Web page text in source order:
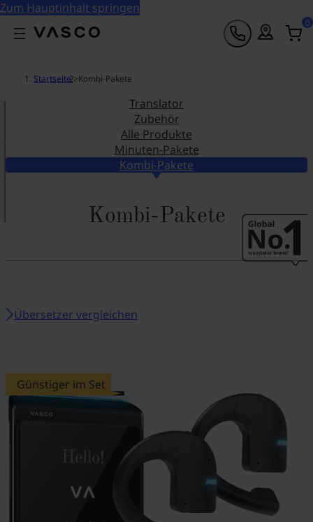
Zum Hauptinhalt springen
0
Startseite >Kombi-Pakete
Translator
Kombi-Pakete
Zubehör
Alle Produkte
Minuten-Pakete
Kombi-Pakete
Übersetzer vergleichen
Günstiger im Set